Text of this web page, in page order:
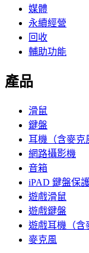
媒體
永續經營
回收
輔助功能
產品
滑鼠
鍵盤
耳機（含麥克
網路攝影機
音箱
iPAD 鍵盤保
遊戲滑鼠
遊戲鍵盤
遊戲耳機（含
麥克風